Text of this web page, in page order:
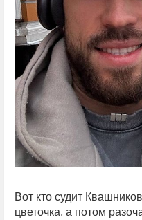
Вот кто судит
цветочка, а потом